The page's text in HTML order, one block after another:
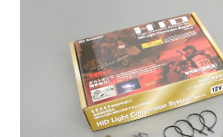
閉じる